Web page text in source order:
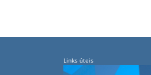
Links úteis